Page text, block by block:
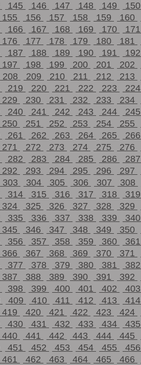
145 146 147 148 149 150
155 156 157 158 159 160
166 167 168 169 170 171
176 177 178 179 180 181
187 188 189 190 191 192
197 198 199 200 201 202
208 209 210 211 212 213
219 220 221 222 223 224
229 230 231 232 233 234
240 241 242 243 244 245
250 251 252 253 254 255
261 262 263 264 265 266
271 272 273 274 275 276
282 283 284 285 286 287
292 293 294 295 296 297
303 304 305 306 307 308
314 315 316 317 318 319
324 325 326 327 328 329
335 336 337 338 339 340
345 346 347 348 349 350
356 357 358 359 360 361
366 367 368 369 370 371
377 378 379 380 381 382
387 388 389 390 391 392
398 399 400 401 402 403
409 410 411 412 413 414
419 420 421 422 423 424
430 431 432 433 434 435
440 441 442 443 444 445
451 452 453 454 455 456
461 462 463 464 465 466